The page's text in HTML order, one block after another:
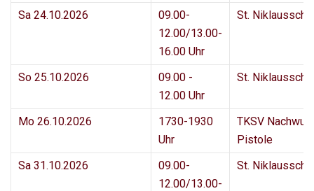
Sa 24.10.2026
09.00-
12.00/13.00-
16.00 Uhr
St.
So 25.10.2026
09.00 -
12.00 Uhr
St.
Mo 26.10.2026
1730-1930
Uhr
TKSV
Pistole
Sa 31.10.2026
09.00-
12.00/13.00-
St.